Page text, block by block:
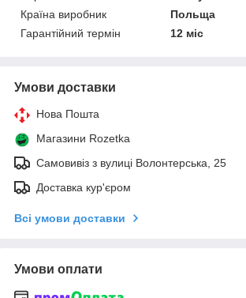
Країна виробник
Польща
Гарантійний термін
12 міс
Умови доставки
Нова Пошта
Магазини Rozetka
Самовивіз з вулиці Волонтерська, 25
Доставка кур'єром
Всі умови доставки
Умови оплати